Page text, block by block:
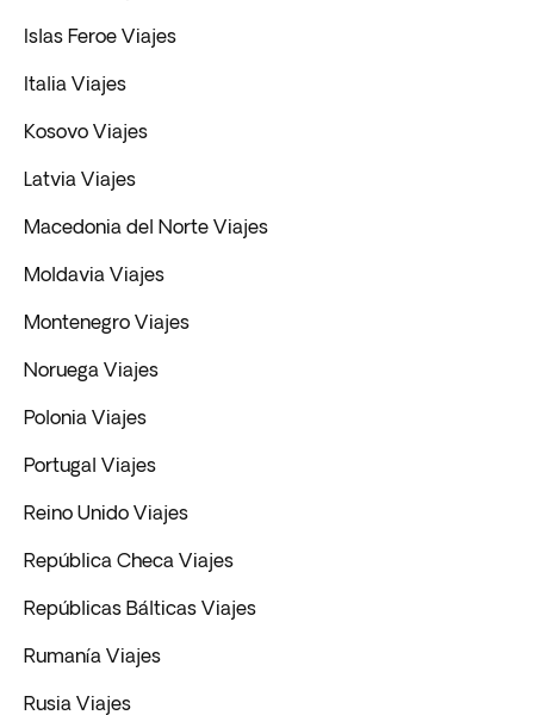
Islas Feroe Viajes
Italia Viajes
Kosovo Viajes
Latvia Viajes
Macedonia del Norte Viajes
Moldavia Viajes
Montenegro Viajes
Noruega Viajes
Polonia Viajes
Portugal Viajes
Reino Unido Viajes
República Checa Viajes
Repúblicas Bálticas Viajes
Rumanía Viajes
Rusia Viajes